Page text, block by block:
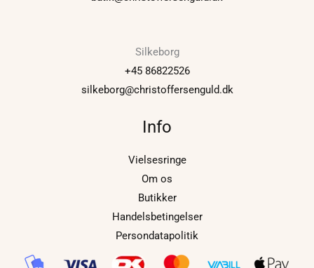
Silkeborg
+45 86822526
silkeborg@christoffersenguld.dk
Info
Vielsesringe
Om os
Butikker
Handelsbetingelser
Persondatapolitik